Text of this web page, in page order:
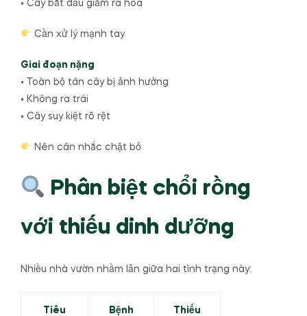
• Cây bắt đầu giảm ra hoa
Cần xử lý mạnh tay
Giai đoạn nặng
• Toàn bộ tán cây bị ảnh hưởng
• Không ra trái
• Cây suy kiệt rõ rệt
Nên cân nhắc chặt bỏ
Phân biệt chổi rồng
với thiếu dinh dưỡng
Nhiều nhà vườn nhầm lẫn giữa hai tình trạng này:
Tiêu
Bệnh
Thiếu